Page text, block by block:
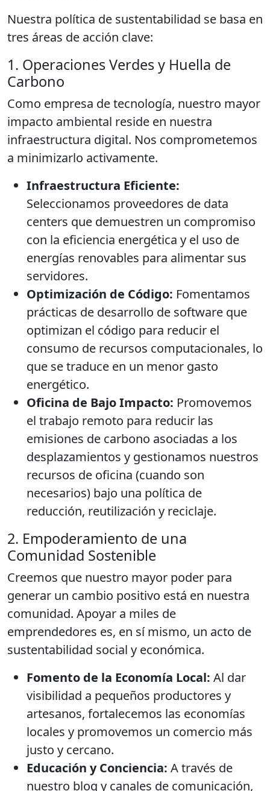
Nuestra política de sustentabilidad se basa en
tres áreas de acción clave:
1. Operaciones Verdes y Huella de
Carbono
Como empresa de tecnología, nuestro mayor
impacto ambiental reside en nuestra
infraestructura digital. Nos comprometemos
a minimizarlo activamente.
Infraestructura Eficiente:
Seleccionamos proveedores de data
centers que demuestren un compromiso
con la eficiencia energética y el uso de
energías renovables para alimentar sus
servidores.
Optimización de Código: Fomentamos
prácticas de desarrollo de software que
optimizan el código para reducir el
consumo de recursos computacionales, lo
que se traduce en un menor gasto
energético.
Oficina de Bajo Impacto: Promovemos
el trabajo remoto para reducir las
emisiones de carbono asociadas a los
desplazamientos y gestionamos nuestros
recursos de oficina (cuando son
necesarios) bajo una política de
reducción, reutilización y reciclaje.
2. Empoderamiento de una
Comunidad Sostenible
Creemos que nuestro mayor poder para
generar un cambio positivo está en nuestra
comunidad. Apoyar a miles de
emprendedores es, en sí mismo, un acto de
sustentabilidad social y económica.
Fomento de la Economía Local: Al dar
visibilidad a pequeños productores y
artesanos, fortalecemos las economías
locales y promovemos un comercio más
justo y cercano.
Educación y Conciencia: A través de
nuestro blog y canales de comunicación,